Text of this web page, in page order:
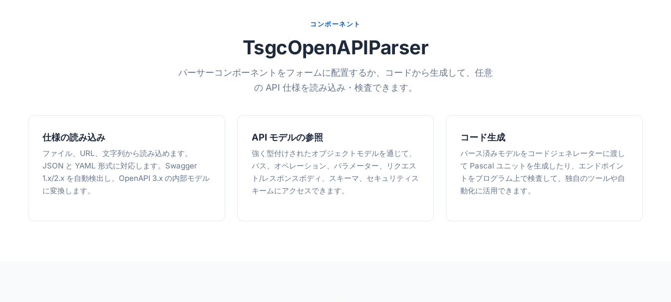
コンポーネント
TsgcOpenAPIParser
パーサーコンポーネントをフォームに配置するか、コードから生成して、任意
の API 仕様を読み込み・検査できます。
仕様の読み込み
ファイル、URL、文字列から読み込めます。
JSON と YAML 形式に対応します。Swagger
1.x/2.x を自動検出し、OpenAPI 3.x の内部モデル
に変換します。
API モデルの参照
強く型付けされたオブジェクトモデルを通じて、
パス、オペレーション、パラメーター、リクエス
ト/レスポンスボディ、スキーマ、セキュリティス
キームにアクセスできます。
コード生成
パース済みモデルをコードジェネレーターに渡し
て Pascal ユニットを生成したり、エンドポイン
トをプログラム上で検査して、独自のツールや自
動化に活用できます。